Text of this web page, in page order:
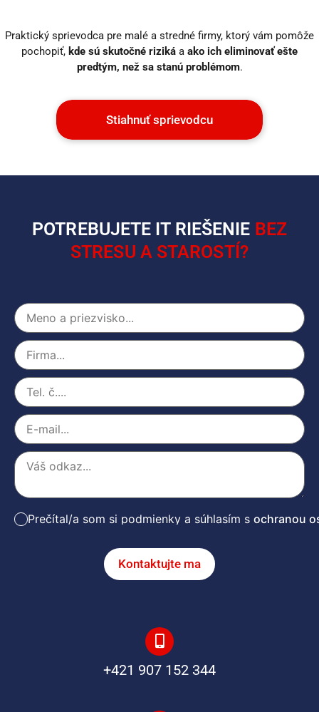
Praktický sprievodca pre malé a stredné firmy, ktorý vám pomôže
pochopiť, kde sú skutočné riziká a ako ich eliminovať ešte
predtým, než sa stanú problémom.
Stiahnuť sprievodcu
POTREBUJETE IT RIEŠENIE BEZ
STRESU A STAROSTÍ?
Prečítal/a som si podmienky a súhlasím sochranou
Kontaktujte ma
+421 907 152 344